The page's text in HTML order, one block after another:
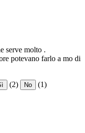
serve molto .
potevano farlo a mo di
(2) No (1)